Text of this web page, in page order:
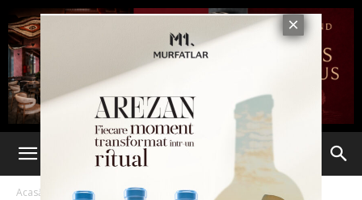
Acasă Etichete Prest Serv Apa